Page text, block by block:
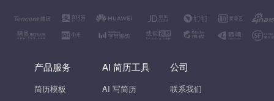
产品服务
简历模板
AI 简历工具
AI 写简历
公司
联系我们